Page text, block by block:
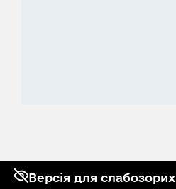
Версія для слабозорих